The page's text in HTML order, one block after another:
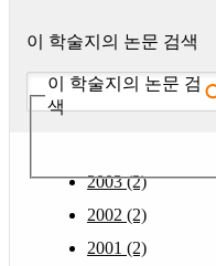
이 학술지의 논문 검색
이 학술지의 논문 검
색
2003 (2)
2002 (2)
2001 (2)